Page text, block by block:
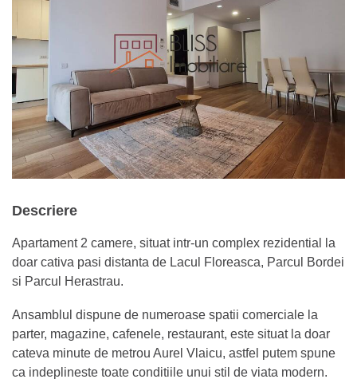
Descriere
Apartament 2 camere, situat intr-un complex rezidential la
doar cativa pasi distanta de Lacul Floreasca, Parcul Bordei
si Parcul Herastrau.
Ansamblul dispune de numeroase spatii comerciale la
parter, magazine, cafenele, restaurant, este situat la doar
cateva minute de metrou Aurel Vlaicu, astfel putem spune
ca indeplineste toate conditiile unui stil de viata modern.